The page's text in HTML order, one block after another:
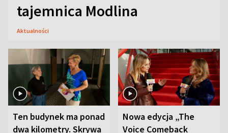
tajemnica Modlina
Aktualności
Ten budynek ma ponad
dwa kilometry. Skrywa
Nowa edycja „The
Voice Comeback